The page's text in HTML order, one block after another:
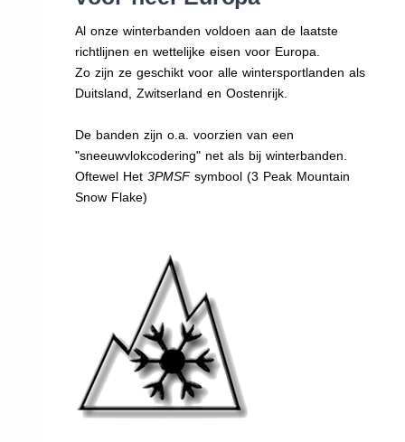
Al onze winterbanden voldoen aan de laatste
richtlijnen en wettelijke eisen voor Europa.
Zo zijn ze geschikt voor alle wintersportlanden als
Duitsland, Zwitserland en Oostenrijk.
De banden zijn o.a. voorzien van een
"sneeuwvlokcodering" net als bij winterbanden.
Oftewel Het3PMSFsymbool (3 Peak Mountain
Snow Flake)